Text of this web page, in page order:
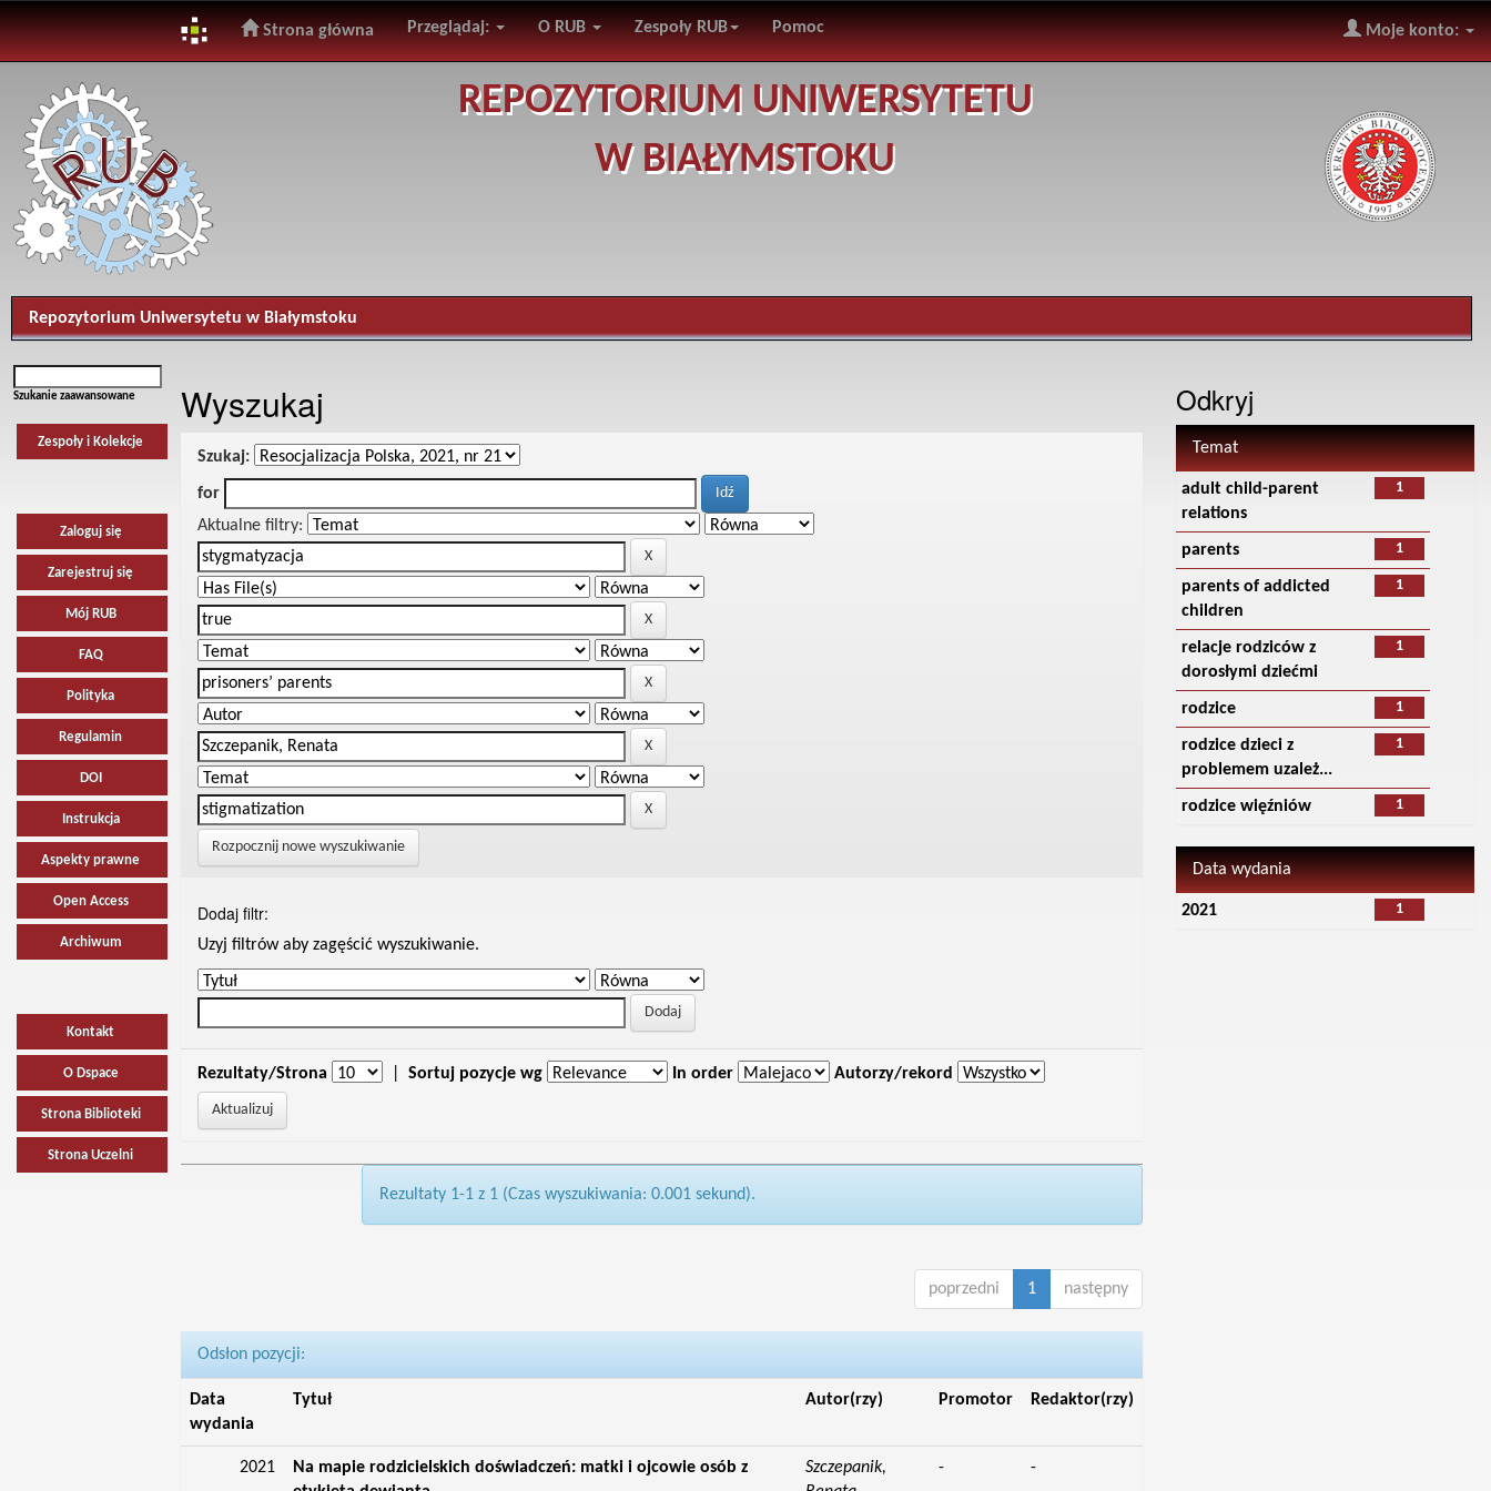
navigation
Strona główna Przeglądaj: O RUB Zespoły RUB Pomoc Moje konto:
REPOZYTORIUM UNIWERSYTETU
W BIAŁYMSTOKU
Repozytorium Uniwersytetu w Białymstoku
Szukanie zaawansowane
Zespoły i Kolekcje
Zaloguj się
Zarejestruj się
Mój RUB
FAQ
Polityka
Regulamin
DOI
Instrukcja
Aspekty prawne
Open Access
Archiwum
Kontakt
O Dspace
Strona Biblioteki
Strona Uczelni
Wyszukaj
Szukaj:
for
Aktualne filtry:
Rozpocznij nowe wyszukiwanie
Dodaj filtr:
Uzyj filtrów aby zagęścić wyszukiwanie.
Rezultaty/Strona Sortuj pozycje wg In order Autorzy/rekord
Rezultaty 1-1 z 1 (Czas wyszukiwania: 0.001 sekund).
poprzedni 1 następny
Odsłon pozycji:
Data
wydania
Tytuł Autor(rzy) Promotor Redaktor(rzy)
2021
Na mapie rodzicielskich doświadczeń: matki i ojcowie osób z
Szczepanik,
- -
Odkryj
Temat
1
adult child-parent
relations
1
parents
1
parents of addicted
children
1
relacje rodziców z
dorosłymi dziećmi
1
rodzice
1
rodzice dzieci z
problemem uzależ...
1
rodzice więźniów
Data wydania
1
2021